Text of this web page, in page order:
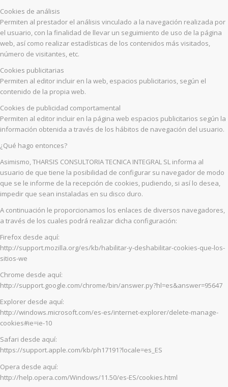
Cookies de análisis
Permiten al prestador el análisis vinculado a la navegación realizada por
el usuario, con la finalidad de llevar un seguimiento de uso de la página
web, así como realizar estadísticas de los contenidos más visitados,
número de visitantes, etc.
Cookies publicitarias
Permiten al editor incluir en la web, espacios publicitarios, según el
contenido de la propia web.
Cookies de publicidad comportamental
Permiten al editor incluir en la página web espacios publicitarios según la
información obtenida a través de los hábitos de navegación del usuario.
¿Qué hago entonces?
Asimismo, THARSIS CONSULTORIA TECNICA INTEGRAL SL informa al
usuario de que tiene la posibilidad de configurar su navegador de modo
que se le informe de la recepción de cookies, pudiendo, si así lo desea,
impedir que sean instaladas en su disco duro.
A continuación le proporcionamos los enlaces de diversos navegadores,
a través de los cuales podrá realizar dicha configuración:
Firefox desde aquí:
http://support.mozilla.org/es/kb/habilitar-y-deshabilitar-cookies-que-los-
sitios-we
Chrome desde aquí:
http://support.google.com/chrome/bin/answer.py?hl=es&answer=95647
Explorer desde aquí:
http://windows.microsoft.com/es-es/internet-explorer/delete-manage-
cookies#ie=ie-10
Safari desde aquí:
https://support.apple.com/kb/ph17191?locale=es_ES
Opera desde aquí:
http://help.opera.com/Windows/11.50/es-ES/cookies.html